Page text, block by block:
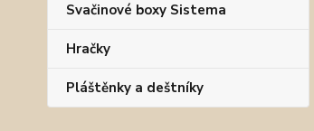
Svačinové boxy Sistema
Hračky
Pláštěnky a deštníky